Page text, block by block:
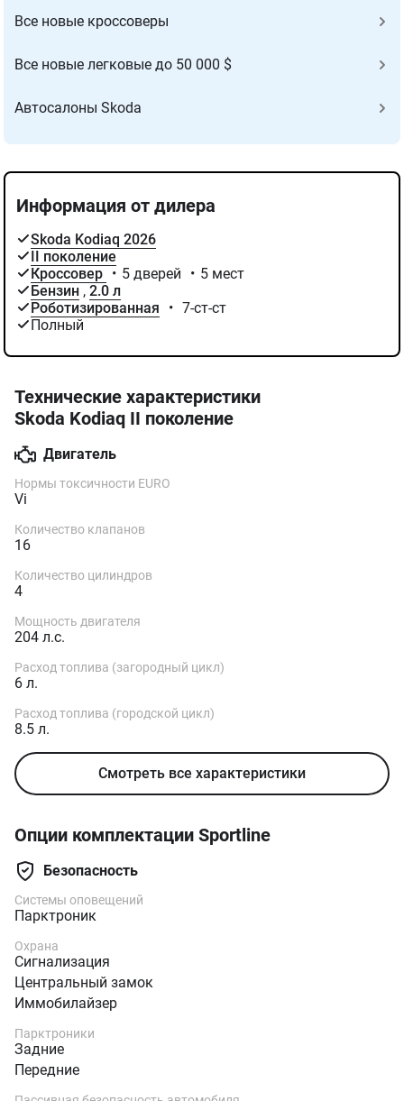
Все новые кроссоверы
Все новые легковые до 50 000 $
Автосалоны Skoda
Информация от дилера
Skoda Kodiaq 2026
II поколение
Кроссовер • 5 дверей • 5 мест
Бензин , 2.0 л
Роботизированная
• 7-ст-ст
Полный
Технические характеристики
Skoda Kodiaq II поколение
Двигатель
Нормы токсичности EURO
Vi
Количество клапанов
16
Количество цилиндров
4
Мощность двигателя
204 л.с.
Расход топлива (загородный цикл)
6 л.
Расход топлива (городской цикл)
8.5 л.
Смотреть все характеристики
Опции комплектации Sportline
Безопасность
Системы оповещений
Парктроник
Охрана
Сигнализация
Центральный замок
Иммобилайзер
Парктроники
Задние
Передние